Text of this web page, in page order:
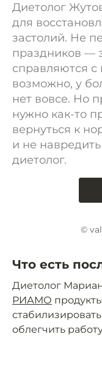
Диетолог
для
застолий. Не
праздников —
справляются с
возможно, у
нет вовсе. Но
нужно как-то
вернуться к
и не
диетолог.
©
Что есть
Диетолог
РИАМО
облегчить